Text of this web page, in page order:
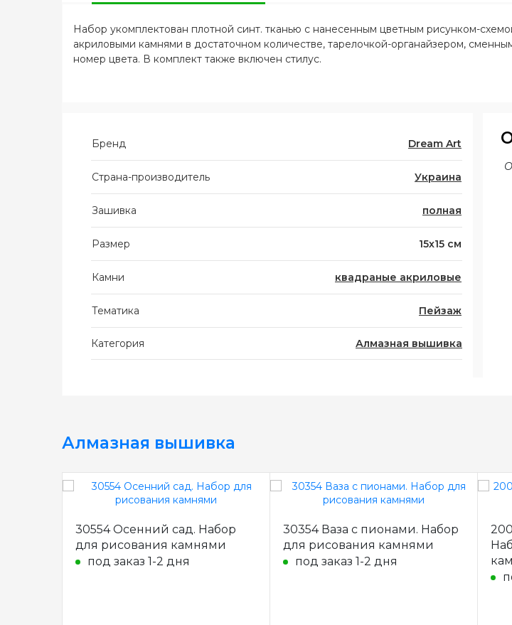
Набор укомплектован плотной синт. тканью с нанесенным цветным рисунком-
акриловыми камнями в достаточном количестве, тарелочкой-органайзером,
номер цвета. В комплект также включен стилус.
Бренд Dream Art
Страна-производитель Украина
Зашивка полная
Размер 15х15 см
Камни квадраные акриловые
Тематика Пейзаж
Категория Алмазная вышивка
Алмазная вышивка
30554 Осенний сад. Набор
для рисования камнями
под заказ 1-2 дня
30354 Ваза с пионами. Набор
для рисования камнями
под заказ 1-2 дня